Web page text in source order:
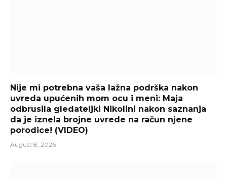
Nije mi potrebna vaša lažna podrška nakon
uvreda upućenih mom ocu i meni: Maja
odbrusila gledateljki Nikolini nakon saznanja
da je iznela brojne uvrede na račun njene
porodice! (VIDEO)
August 8, 2026